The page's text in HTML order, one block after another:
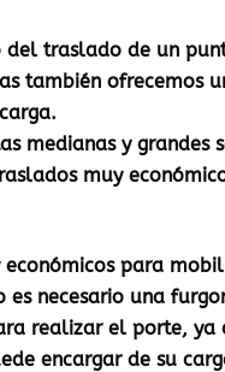
del traslado de un
también ofrecemos
medianas y grandes
muy
económicos para
es necesario una
realizar el porte, ya
encargar de su